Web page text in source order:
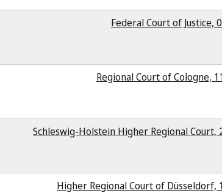
Federal Court of Justice,
Regional Court of Cologne,
Schleswig-Holstein Higher Regional Court,
Higher Regional Court of Düsseldorf,